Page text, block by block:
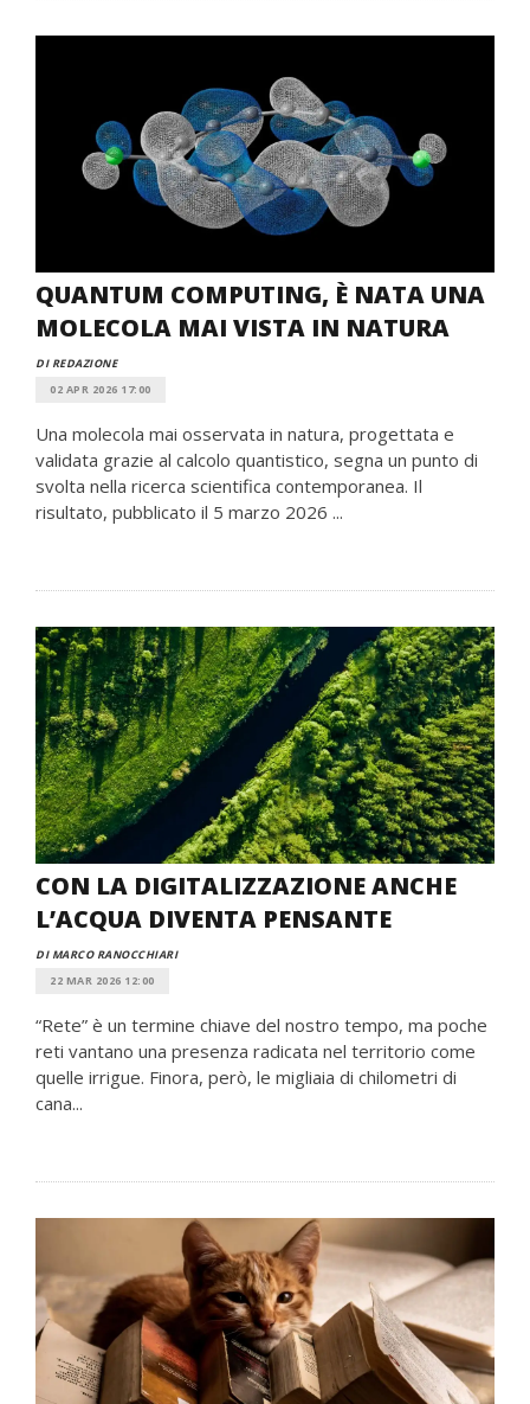
QUANTUM COMPUTING, È NATA UNA
MOLECOLA MAI VISTA IN NATURA
DI REDAZIONE
02 APR 2026 17:00
Una molecola mai osservata in natura, progettata e
validata grazie al calcolo quantistico, segna un punto di
svolta nella ricerca scientifica contemporanea. Il
risultato, pubblicato il 5 marzo 2026 ...
CON LA DIGITALIZZAZIONE ANCHE
L’ACQUA DIVENTA PENSANTE
DI MARCO RANOCCHIARI
22 MAR 2026 12:00
“Rete” è un termine chiave del nostro tempo, ma poche
reti vantano una presenza radicata nel territorio come
quelle irrigue. Finora, però, le migliaia di chilometri di
cana...